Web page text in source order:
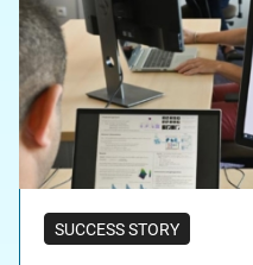
SUCCESS STORY